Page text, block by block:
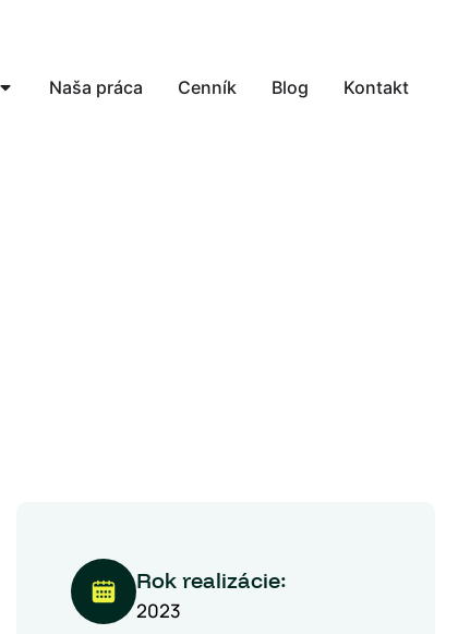
Naša práca Cenník Blog Kontakt
Rok realizácie:
2023